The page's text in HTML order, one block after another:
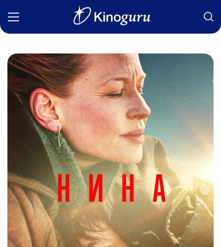
Фильмы
Статьи
Сериалы
Новости
Подборки
Рецензии
О нас
Авторы